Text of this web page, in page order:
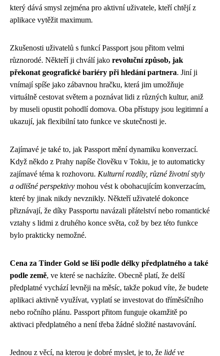
který dává smysl zejména pro aktivní uživatele, kteří chtějí z
aplikace vytěžit maximum.
Zkušenosti uživatelů s funkcí Passport jsou přitom velmi
různorodé. Někteří ji chválí jako revoluční způsob, jak
překonat geografické bariéry při hledání partnera. Jiní ji
vnímají spíše jako zábavnou hračku, která jim umožňuje
virtuálně cestovat světem a poznávat lidi z různých kultur, aniž
by museli opustit pohodlí domova. Oba přístupy jsou legitimní a
ukazují, jak flexibilní tato funkce ve skutečnosti je.
Zajímavé je také to, jak Passport mění dynamiku konverzací.
Když někdo z Prahy napíše člověku v Tokiu, je to automaticky
zajímavé téma k rozhovoru. Kulturní rozdíly, různé životní styly
a odlišné perspektivy mohou vést k obohacujícím konverzacím,
které by jinak nikdy nevznikly. Někteří uživatelé dokonce
přiznávají, že díky Passportu navázali přátelství nebo romantické
vztahy s lidmi z druhého konce světa, což by bez této funkce
bylo prakticky nemožné.
Cena za Tinder Gold se liší podle délky předplatného a také
podle země, ve které se nacházíte. Obecně platí, že delší
předplatné vychází levněji na měsíc, takže pokud víte, že budete
aplikaci aktivně využívat, vyplatí se investovat do tříměsíčního
nebo ročního plánu. Passport přitom funguje okamžitě po
aktivaci předplatného a není třeba žádné složité nastavování.
Jednou z věcí, na kterou je dobré myslet, je to, že lidé ve